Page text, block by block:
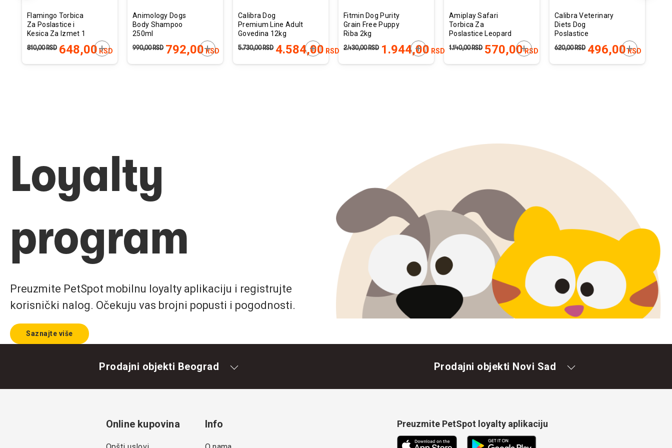
U KORPU
Flamingo Torbica
Za Poslastice i
Kesica Za Izmet 1
8x5x12cm648,00 RSD
810,00RSD DODAJTE U KORPU
Animology Dogs
Body Shampoo
250ml
792,00RSD
990,00RSD DODAJTE U KORPU
Calibra Dog
Premium Line Adult
Govedina 12kg
4.584,00 RSD
5.730,00RSD DODAJTE U KORPU
Fitmin Dog Purity
Grain Free Puppy
Riba 2kg
1.944,00 RSD
2.430,00RSD DODAJTE U KORPU
Amiplay Safari
Torbica Za
Poslastice Leopard
570,00RSD
1.140,00RSD DODAJTE U KORPU
Calibra Veterinary
Diets Dog
Poslastice
120g
496,00RSD
620,00RSD DODAJTE U
Loyalty
program
Preuzmite PetSpot mobilnu loyalty aplikaciju i registrujte
korisnički nalog. Očekuju vas brojni popusti i pogodnosti.
Saznajte više
Prodajni objekti Beograd Prodajni objekti Novi Sad
Online kupovina Info Preuzmite PetSpot loyalty aplikaciju